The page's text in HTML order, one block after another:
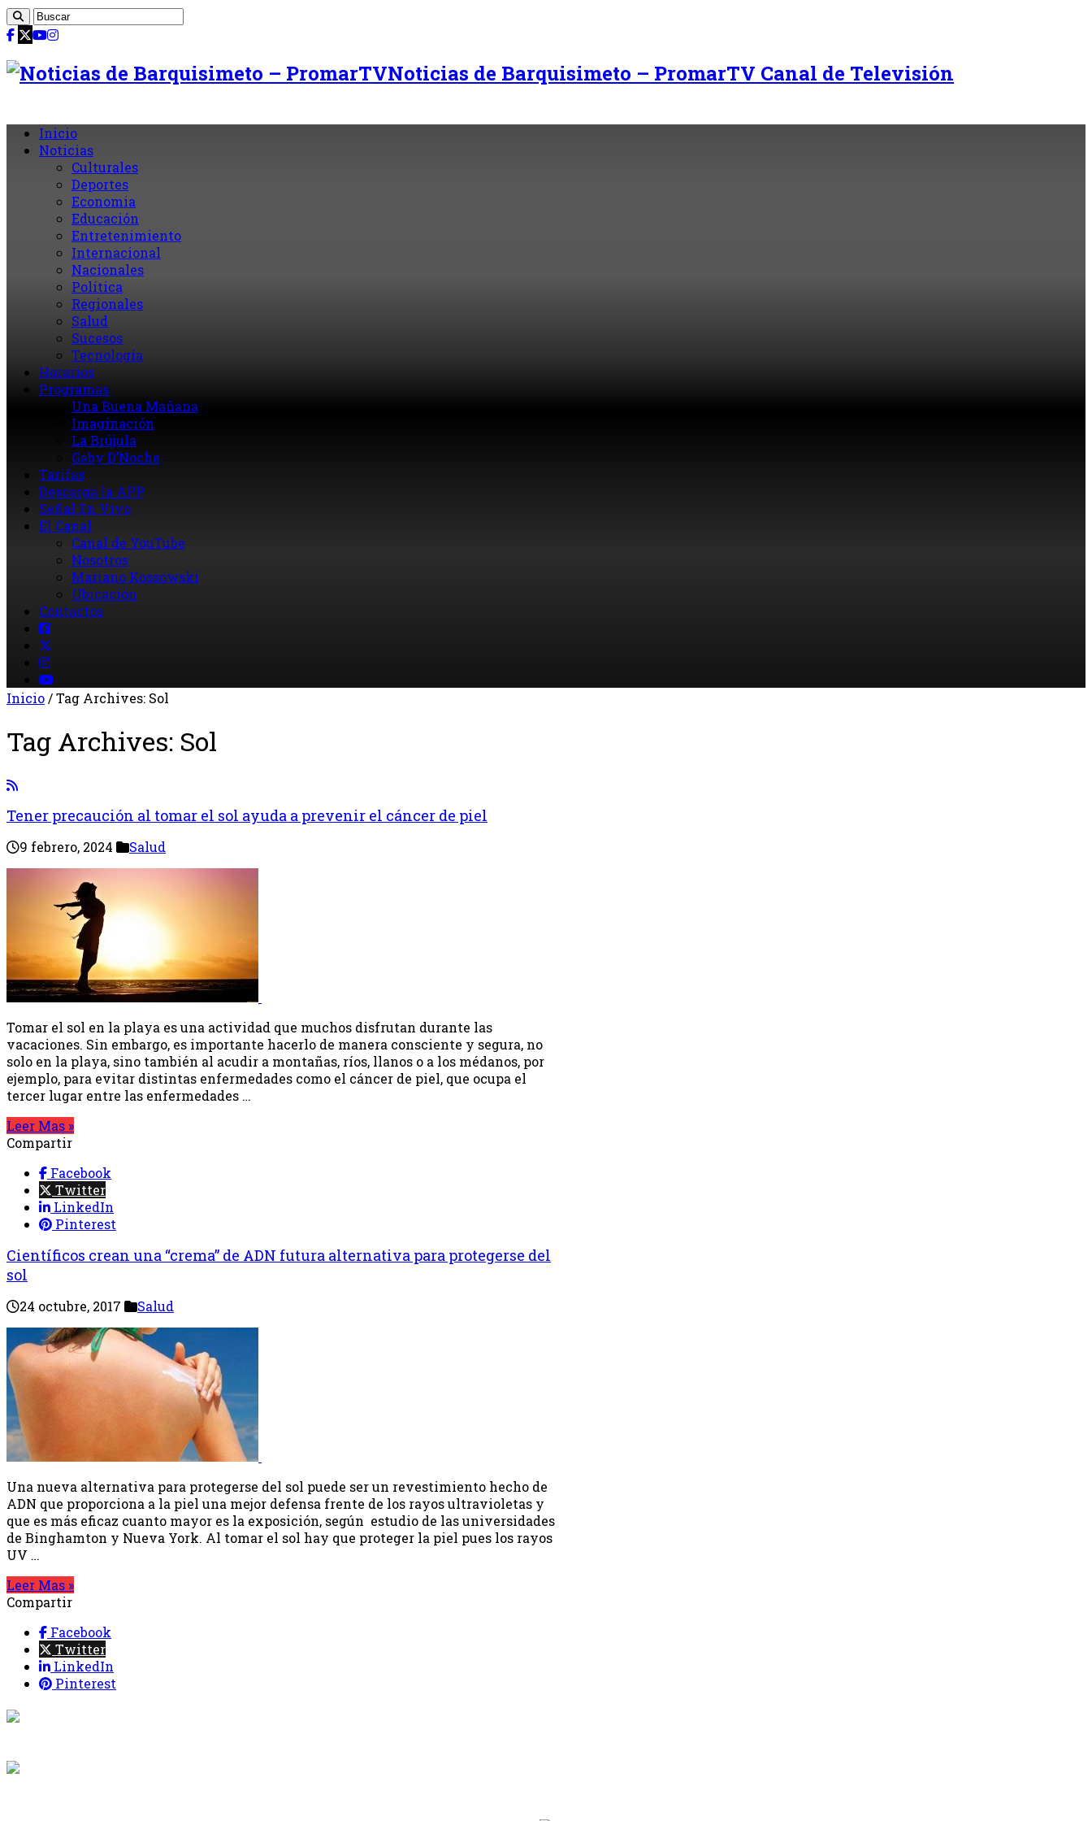
Noticias de Barquisimeto – PromarTV Canal de Televisión
Inicio
Noticias
Culturales
Deportes
Economia
Educación
Entretenimiento
Internacional
Nacionales
Política
Regionales
Salud
Sucesos
Tecnología
Horarios
Programas
Una Buena Mañana
Imaginación
La Brújula
Gaby D’Noche
Tarifas
Descarga la APP
Señal En Vivo
El Canal
Canal de YouTube
Nosotros
Mariano Kossowski
Ubicación
Contactos
Inicio/Tag Archives: Sol
Tag Archives: Sol
Tener precaución al tomar el sol ayuda a prevenir el cáncer de piel
9 febrero, 2024 Salud
Tomar el sol en la playa es una actividad que muchos disfrutan durante las
vacaciones. Sin embargo, es importante hacerlo de manera consciente y segura, no
solo en la playa, sino también al acudir a montañas, ríos, llanos o a los médanos, por
ejemplo, para evitar distintas enfermedades como el cáncer de piel, que ocupa el
tercer lugar entre las enfermedades …
Leer Mas »
Compartir
Facebook
Twitter
LinkedIn
Pinterest
Científicos crean una “crema” de ADN futura alternativa para protegerse del
sol
24 octubre, 2017 Salud
Una nueva alternativa para protegerse del sol puede ser un revestimiento hecho de
ADN que proporciona a la piel una mejor defensa frente de los rayos ultravioletas y
que es más eficaz cuanto mayor es la exposición, según estudio de las universidades
de Binghamton y Nueva York. Al tomar el sol hay que proteger la piel pues los rayos
UV …
Leer Mas »
Compartir
Facebook
Twitter
LinkedIn
Pinterest